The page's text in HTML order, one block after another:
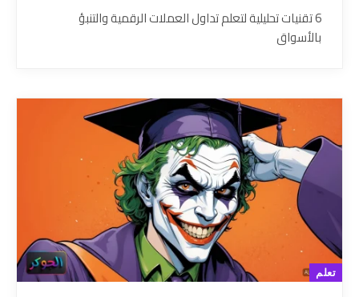
6 تقنيات تحليلية لتعلم تداول العملات الرقمية والتنبؤ
بالأسواق
تعلم